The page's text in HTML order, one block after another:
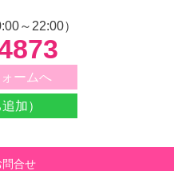
～22:00）
ームへ
加）
問合せ